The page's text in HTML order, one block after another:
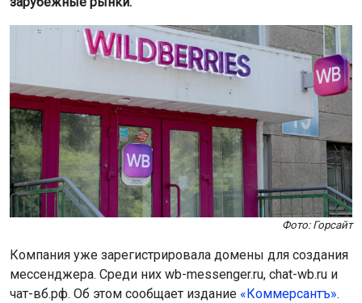
Фото: Горсайт
Компания уже зарегистрировала домены для создания
мессенджера. Среди них wb-messenger.ru, chat-wb.ru и
чат-вб.рф. Об этом сообщает издание «Коммерсантъ».